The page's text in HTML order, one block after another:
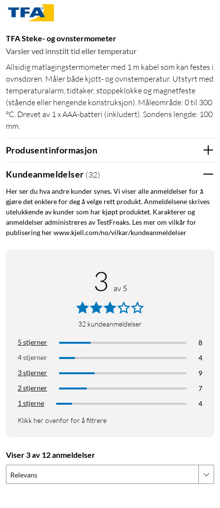
TFA Steke- og ovnstermometer
Varsler ved innstilt tid eller temperatur
Allsidig matlagingstermometer med 1 m kabel som kan festes i
ovnsdøren. Måler både kjøtt- og ovnstemperatur. Utstyrt med
temperaturalarm, tidtaker, stoppeklokke og magnetfeste
(stående eller hengende konstruksjon). Måleområde: 0 til 300
°C. Drevet av 1 x AAA-batteri (inkludert). Sondens lengde: 100
mm.
Produsentinformasjon
Kundeanmeldelser (32)
Her ser du hva andre kunder synes. Vi viser alle anmeldelser for å
gjøre det enklere for deg å velge rett produkt. Anmeldelsene skrives
utelukkende av kunder som har kjøpt produktet. Karakterer og
anmeldelser administreres av TestFreaks. Les mer om vilkår for
publisering her www.kjell.com/no/vilkar/kundeanmeldelser
3 av 5
32 kundeanmeldelser
5 stjerner
8
4 stjerner
4
3 stjerner
9
2 stjerner
7
1 stjerne
4
Klikk her ovenfor for å filtrere
Viser 3 av 12 anmeldelser
Relevans